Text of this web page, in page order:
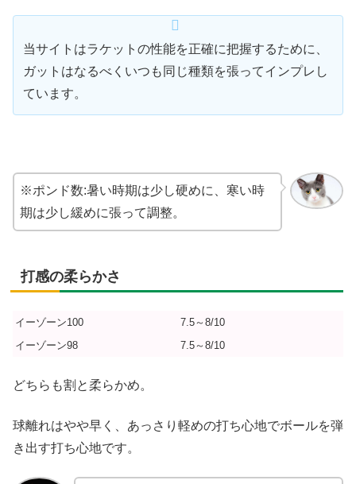
当サイトはラケットの性能を正確に把握するために、
ガットはなるべくいつも同じ種類を張ってインプレし
ています。
※ポンド数:暑い時期は少し硬めに、寒い時
期は少し緩めに張って調整。
打感の柔らかさ
イーゾーン100
7.5～8/10
イーゾーン98
7.5～8/10
どちらも割と柔らかめ。
球離れはやや早く、あっさり軽めの打ち心地でボールを弾
き出す打ち心地です。